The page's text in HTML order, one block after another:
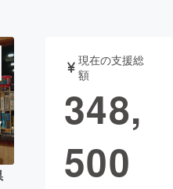
ット
書籍・雑誌
チャレンジ
現在の支援総
額
348,
500